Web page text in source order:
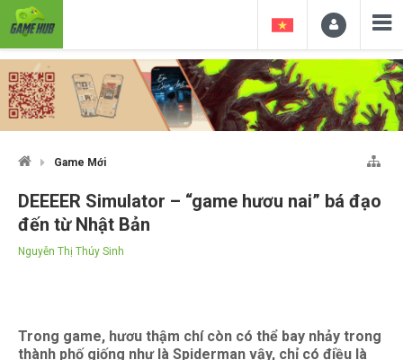
Game Mới
DEEEER Simulator – “game hươu nai” bá đạo
đến từ Nhật Bản
Nguyễn Thị Thúy Sinh
Trong game, hươu thậm chí còn có thể bay nhảy trong
thành phố giống như là Spiderman vậy, chỉ có điều là